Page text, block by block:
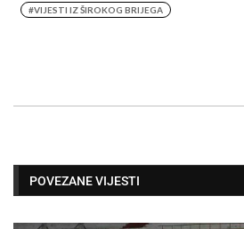
#VIJESTI IZ ŠIROKOG BRIJEGA
POVEZANE VIJESTI